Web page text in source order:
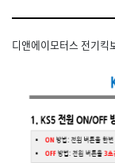
디앤에이모터스 전기킥